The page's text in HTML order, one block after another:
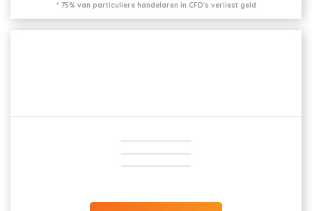
* 75% van particuliere handelaren in CFD's verliest geld